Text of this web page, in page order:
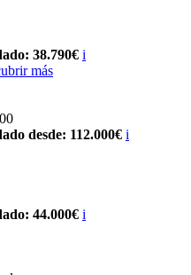
38.790€ i
más
desde: 112.000€ i
44.000€ i